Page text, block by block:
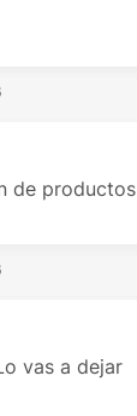
de productos
vas a dejar